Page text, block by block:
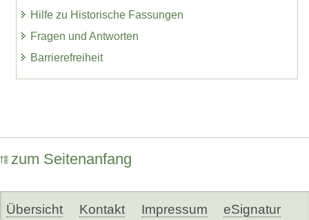
Hilfe zu Historische Fassungen
Fragen und Antworten
Barrierefreiheit
zum Seitenanfang
Übersicht Kontakt Impressum eSignatur